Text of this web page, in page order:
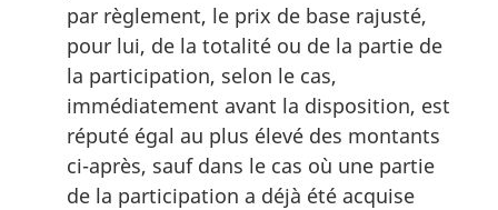
par règlement, le prix de base rajusté,
pour lui, de la totalité ou de la partie de
la participation, selon le cas,
immédiatement avant la disposition, est
réputé égal au plus élevé des montants
ci-après, sauf dans le cas où une partie
de la participation a déjà été acquise